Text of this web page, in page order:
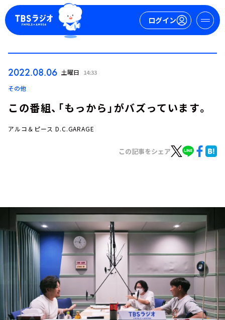
ログイン
トピックス
TBS Podcast
お知らせ
イベント・グッズ
YouTube
会社情報
2022.08.06 土曜日 14:33
その他
この番組、「もっから」がバズっています。
アルコ＆ピース D.C.GARAGE
この記事をシェア